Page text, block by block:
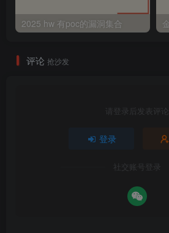
2025 hw 有poc的漏洞集合
评论 抢沙发
请登录后发表评论
登录
社交账号登录